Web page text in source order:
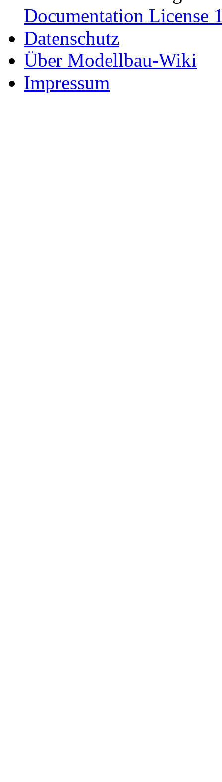
Documentation License
Datenschutz
Über Modellbau-Wiki
Impressum